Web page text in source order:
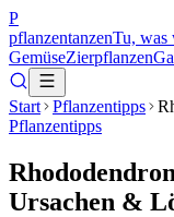
P
pflanzentanzenTu, was
GemüseZierpflanzen
Start Pflanzentipps
Pflanzentipps
Ursachen &